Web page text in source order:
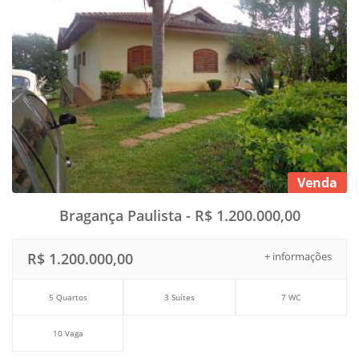
Venda
Bragança Paulista - R$ 1.200.000,00
+ informações
R$ 1.200.000,00
5 Quartos 3 Suítes 7 WC
10 Vaga